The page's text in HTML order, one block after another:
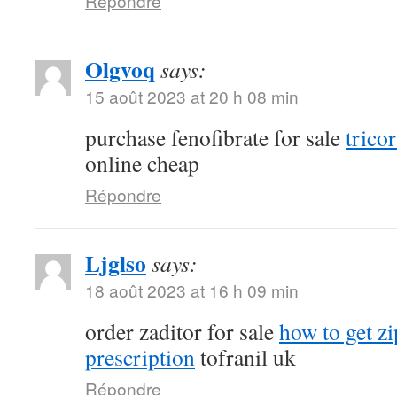
Olgvoq says:
15 août 2023 at 20 h 08 min
purchase fenofibrate for sale
online cheap
Répondre
Ljglso says:
18 août 2023 at 16 h 09 min
order zaditor for salehow to get
prescriptiontofranil uk
Répondre